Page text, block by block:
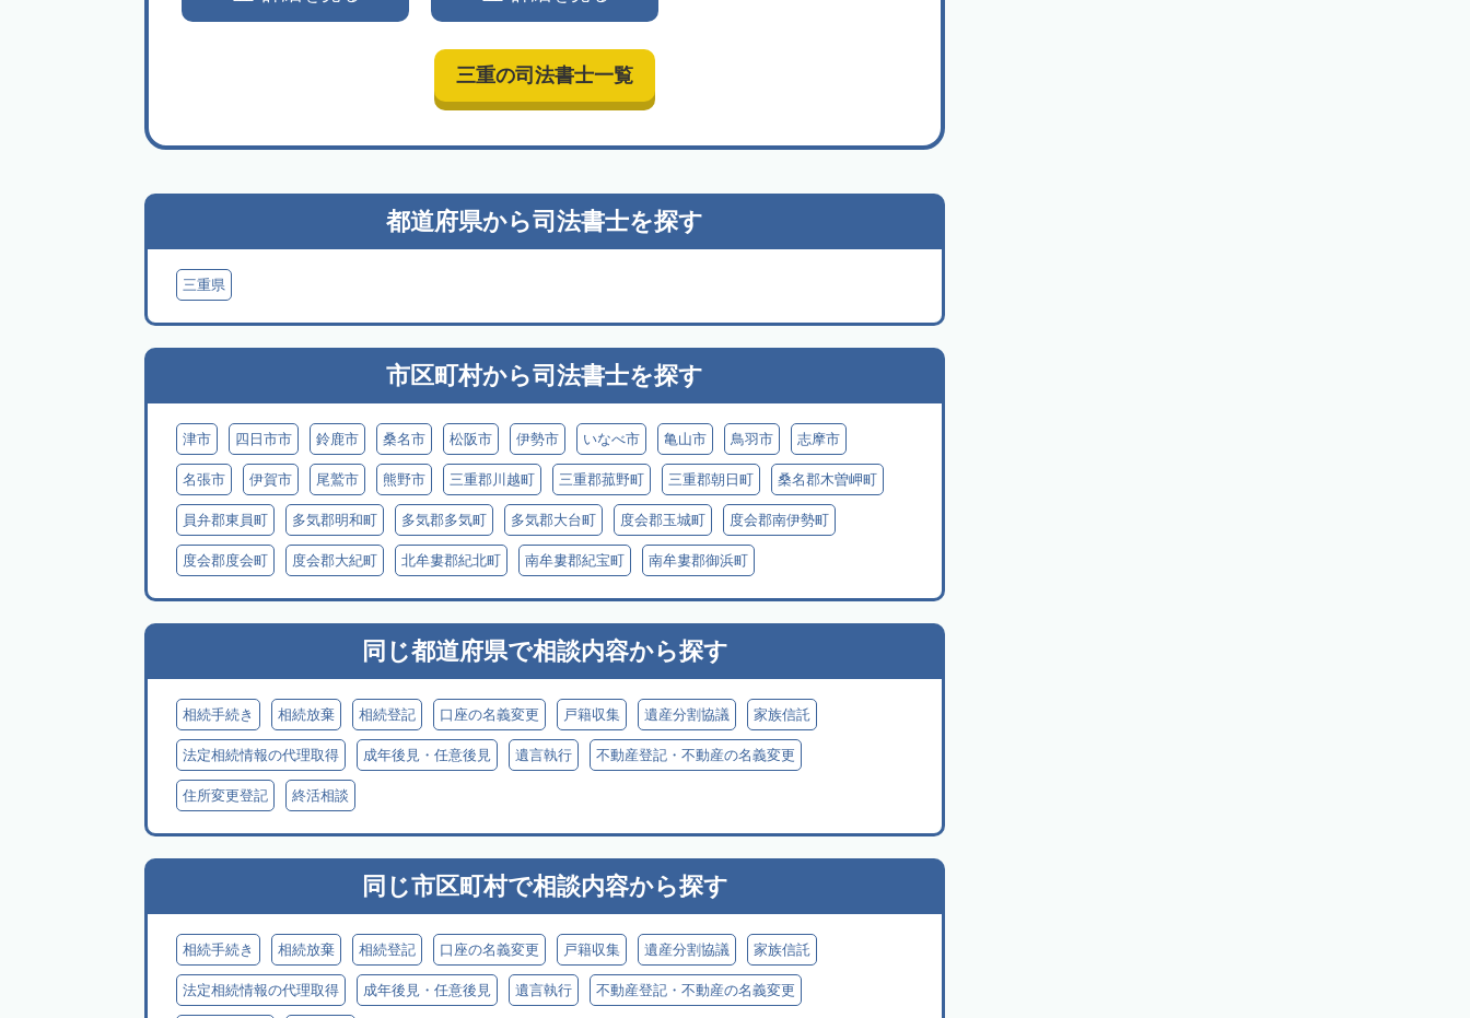
【栄駅徒...
三重の司法書士一覧
都道府県から司法書士を探す
三重県
市区町村から司法書士を探す
津市 四日市市 鈴鹿市 桑名市 松阪市 伊勢市 いなべ市 亀山市 鳥羽市 志摩市
名張市 伊賀市 尾鷲市 熊野市 三重郡川越町 三重郡菰野町 三重郡朝日町 桑名郡木曽岬町
員弁郡東員町 多気郡明和町 多気郡多気町 多気郡大台町 度会郡玉城町 度会郡南伊勢町
度会郡度会町 度会郡大紀町 北牟婁郡紀北町 南牟婁郡紀宝町 南牟婁郡御浜町
同じ都道府県で相談内容から探す
相続手続き 相続放棄 相続登記 口座の名義変更 戸籍収集 遺産分割協議 家族信託
法定相続情報の代理取得 成年後見・任意後見 遺言執行 不動産登記・不動産の名義変更
住所変更登記 終活相談
同じ市区町村で相談内容から探す
相続手続き 相続放棄 相続登記 口座の名義変更 戸籍収集 遺産分割協議 家族信託
法定相続情報の代理取得 成年後見・任意後見 遺言執行 不動産登記・不動産の名義変更